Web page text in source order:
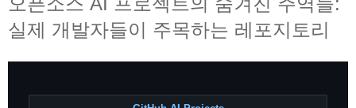
실제 개발자들이 주목하는 레포지토리